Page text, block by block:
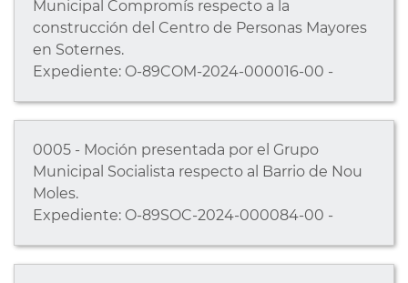
Municipal Compromís respecto a la
construcción del Centro de Personas Mayores
en Soternes.
Expediente: O-89COM-2024-000016-00 -
0005 - Moción presentada por el Grupo
Municipal Socialista respecto al Barrio de Nou
Moles.
Expediente: O-89SOC-2024-000084-00 -